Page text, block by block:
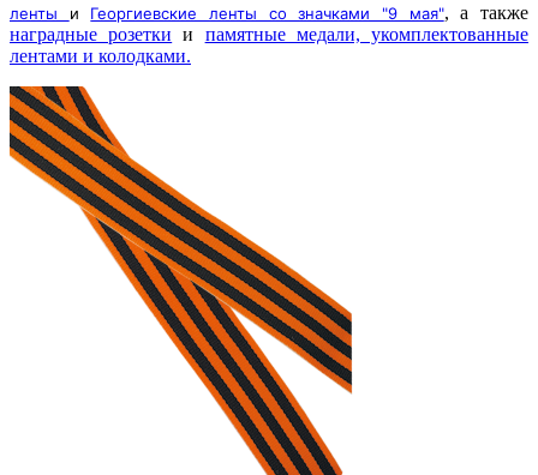
ленты и Георгиевские ленты со значками "9 мая", а также
наградные розетки и памятные медали, укомплектованные
лентами и колодками.